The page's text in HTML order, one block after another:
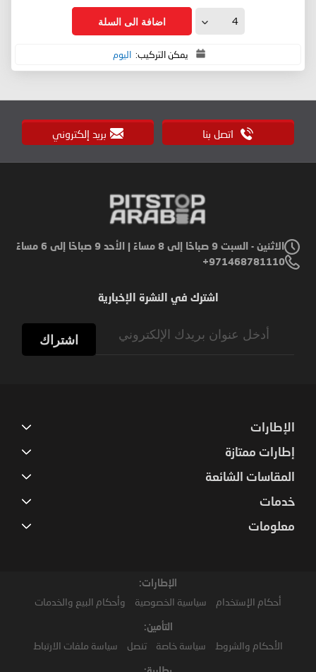
اضافة الى السلة
يمكن التركيب: اليوم
اتصل بنا بريد إلكتروني
الاثنين - السبت 9 صباحًا إلى 8 مساءً | الأحد 9 صباحًا إلى 6 مساءً
971468781110+
اشترك في النشرة الإخبارية
اشتراك
الإطارات
إطارات ممتازة
المقاسات الشائعة
خدمات
معلومات
الإطارات:
أحكام الإستخدام سياسية الخصوصية وأحكام البيع والخدمات
التأمين:
الأحكام والشروط سياسة خاصة تنصل سياسة ملفات الارتباط